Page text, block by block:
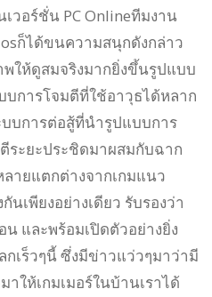
วอร์ชั่น PC Onlineทีมงาน
ก็ได้ขนความสนุกดังกล่าว
ให้ดูสมจริงมากยิ่งขึ้นรูปแบบ
การโจมตีที่ใช้อาวุธได้หลาก
บการต่อสู้ที่นำรูปแบบการ
ระยะประชิดมาผสมกับฉาก
ายแตกต่างจากเกมแนว
เพียงอย่างเดียว รับรองว่า
และพร้อมเปิดตัวอย่างยิ่ง
เร็วๆนี้ ซึ่งมีข่าวแว่วๆมาว่ามี
ให้เกมเมอร์ในบ้านเราได้